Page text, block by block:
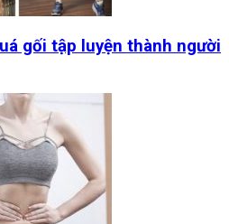
gối tập luyện thành người